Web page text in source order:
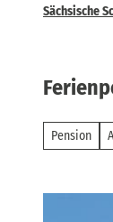
Sächsische
Pension